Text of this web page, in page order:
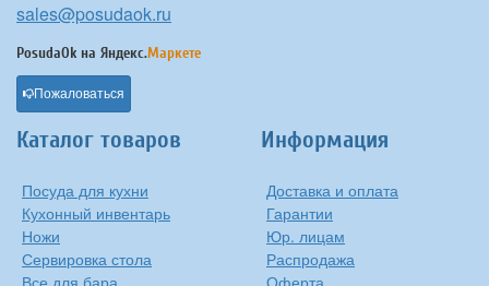
sales@posudaok.ru
PosudaOk на Яндекс.Маркете
Пожаловаться
Каталог товаров
Посуда для кухни
Кухонный инвентарь
Ножи
Сервировка стола
Все для бара
Информация
Доставка и оплата
Гарантии
Юр. лицам
Распродажа
Оферта